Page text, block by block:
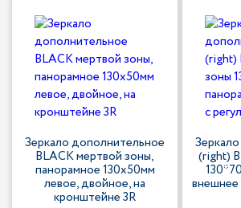
Зеркало дополнительное
BLACK мертвой зоны,
панорамное 130х50мм
левое, двойное, на
кронштейне 3R
(right)
внешнее